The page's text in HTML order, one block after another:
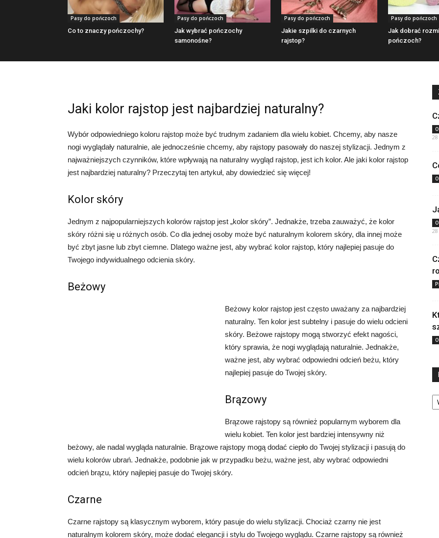
Pasy do pończoch
Co to znaczy pończochy?
Pasy do pończoch
Jak wybrać pończochy
samonośne?
Pasy do pończoch
Jakie szpilki do czarnych
rajstop?
Pasy do pończoch
Jak dobrać
pończoch?
Jaki kolor rajstop jest najbardziej naturalny?
Wybór odpowiedniego koloru rajstop może być trudnym zadaniem dla wielu kobiet. Chcemy, aby nasze
nogi wyglądały naturalnie, ale jednocześnie chcemy, aby rajstopy pasowały do naszej stylizacji. Jednym z
najważniejszych czynników, które wpływają na naturalny wygląd rajstop, jest ich kolor. Ale jaki kolor rajstop
jest najbardziej naturalny? Przeczytaj ten artykuł, aby dowiedzieć się więcej!
Kolor skóry
Jednym z najpopularniejszych kolorów rajstop jest „kolor skóry”. Jednakże, trzeba zauważyć, że kolor
skóry różni się u różnych osób. Co dla jednej osoby może być naturalnym kolorem skóry, dla innej może
być zbyt jasne lub zbyt ciemne. Dlatego ważne jest, aby wybrać kolor rajstop, który najlepiej pasuje do
Twojego indywidualnego odcienia skóry.
Beżowy
Beżowy kolor rajstop jest często uważany za najbardziej
naturalny. Ten kolor jest subtelny i pasuje do wielu odcieni
skóry. Beżowe rajstopy mogą stworzyć efekt nagości,
który sprawia, że nogi wyglądają naturalnie. Jednakże,
ważne jest, aby wybrać odpowiedni odcień beżu, który
najlepiej pasuje do Twojej skóry.
Brązowy
Brązowe rajstopy są również popularnym wyborem dla
wielu kobiet. Ten kolor jest bardziej intensywny niż
beżowy, ale nadal wygląda naturalnie. Brązowe rajstopy mogą dodać ciepło do Twojej stylizacji i pasują do
wielu kolorów ubrań. Jednakże, podobnie jak w przypadku beżu, ważne jest, aby wybrać odpowiedni
odcień brązu, który najlepiej pasuje do Twojej skóry.
Czarne
Czarne rajstopy są klasycznym wyborem, który pasuje do wielu stylizacji. Chociaż czarny nie jest
naturalnym kolorem skóry, może dodać elegancji i stylu do Twojego wyglądu. Czarne rajstopy są również